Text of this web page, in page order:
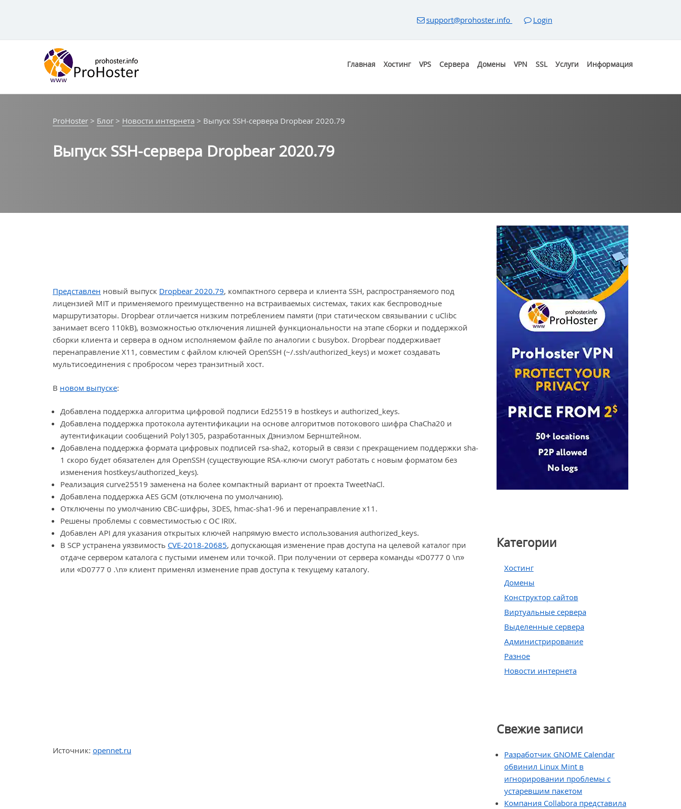
support@prohoster.info Login
Главная Хостинг VPS Сервера Домены VPN SSL Услуги Информация
ProHoster > Блог > Новости интернета > Выпуск SSH-сервера Dropbear 2020.79
Выпуск SSH-сервера Dropbear 2020.79
Категории
Хостинг
Домены
Конструктор сайтов
Виртуальные сервера
Выделенные сервера
Администрирование
Разное
Новости интернета
Свежие записи
Разработчик GNOME Calendar
обвинил Linux Mint в
игнорировании проблемы с
устаревшим пакетом
Компания Collabora представила
Представлен новый выпуск Dropbear 2020.79, компактного сервера и клиента SSH, распространяемого под
лицензией MIT и применяемого преимущественно на встраиваемых системах, таких как беспроводные
маршрутизаторы. Dropbear отличается низким потреблением памяти (при статическом связывании с uClibc
занимает всего 110kB), возможностью отключения лишней функциональности на этапе сборки и поддержкой
сборки клиента и сервера в одном исполняемом файле по аналогии с busybox. Dropbear поддерживает
перенаправление X11, совместим с файлом ключей OpenSSH (~/.ssh/authorized_keys) и может создавать
мультисоединения с пробросом через транзитный хост.
В новом выпуске:
Добавлена поддержка алгоритма цифровой подписи Ed25519 в hostkeys и authorized_keys.
Добавлена поддержка протокола аутентификации на основе алгоритмов потокового шифра ChaCha20 и
аутентификации сообщений Poly1305, разработанных Дэниэлом Бернштейном.
Добавлена поддержка формата цифровых подписей rsa-sha2, который в связи с прекращением поддержки sha-
1 скоро будет обязателен для OpenSSH (существующие RSA-ключи смогут работать с новым форматом без
изменения hostkeys/authorized_keys).
Реализация curve25519 заменена на более компактный вариант от проекта TweetNaCl.
Добавлена поддержка AES GCM (отключена по умолчанию).
Отключены по умолчанию CBC-шифры, 3DES, hmac-sha1-96 и перенаправление x11.
Решены проблемы с совместимостью с ОС IRIX.
Добавлен API для указания открытых ключей напрямую вместо использования authorized_keys.
В SCP устранена уязвимость CVE-2018-20685, допускающая изменение прав доступа на целевой каталог при
отдаче сервером каталога с пустыми именем или точкой. При получении от сервера команды «D0777 0 \n»
или «D0777 0 .\n» клиент применял изменение прав доступа к текущему каталогу.
Источник: opennet.ru